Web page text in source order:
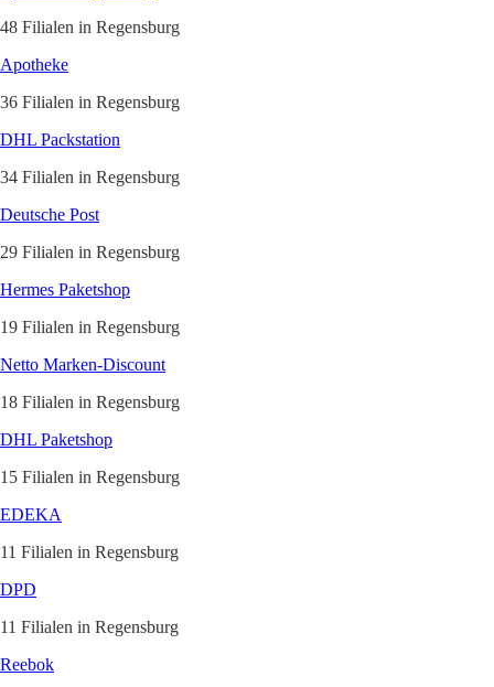
48 Filialen in Regensburg
Apotheke
36 Filialen in Regensburg
DHL Packstation
34 Filialen in Regensburg
Deutsche Post
29 Filialen in Regensburg
Hermes Paketshop
19 Filialen in Regensburg
Netto Marken-Discount
18 Filialen in Regensburg
DHL Paketshop
15 Filialen in Regensburg
EDEKA
11 Filialen in Regensburg
DPD
11 Filialen in Regensburg
Reebok